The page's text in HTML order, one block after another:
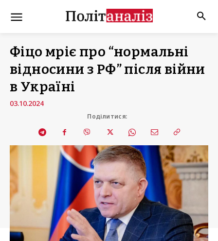
Фіцо мріє про “нормальні
відносини з РФ” після війни
в Україні
03.10.2024
Поділитися: